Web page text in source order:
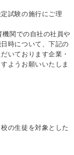
試験の施行にご理
関での自社の社員や
時について、下記の
いております企業・
ようお願いいたしま
の生徒を対象とした